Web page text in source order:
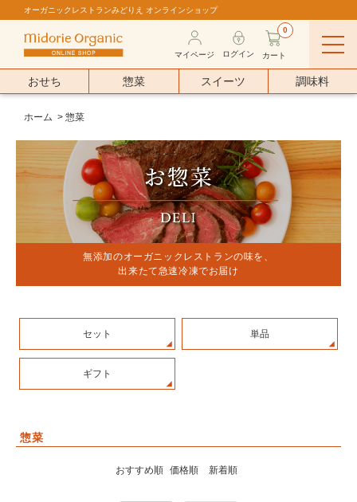
オーガニックレストランみどりえ オンラインショップ
マイページ ログイン
0
カート
おせち 惣菜 スイーツ 調味料
ホーム > 惣菜
無添加のオーガニックレストランの味を、
出来たて急速冷凍でお届け
セット 単品
ギフト
惣菜
おすすめ順 価格順 新着順